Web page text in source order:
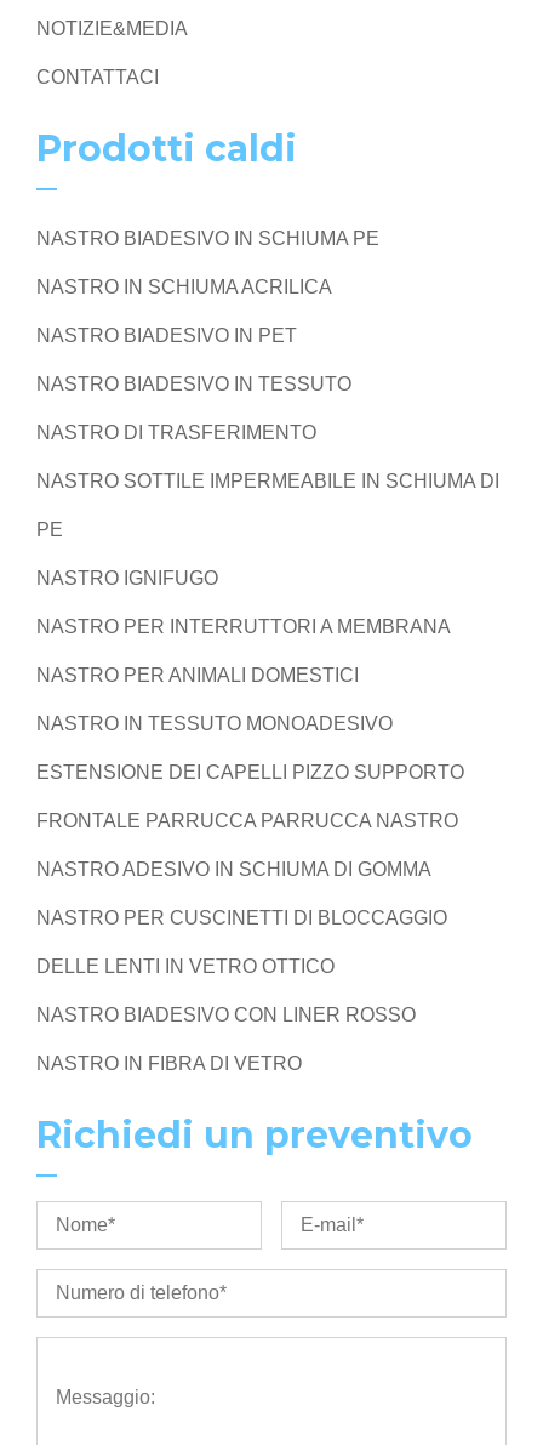
NOTIZIE&MEDIA
CONTATTACI
Prodotti caldi
NASTRO BIADESIVO IN SCHIUMA PE
NASTRO IN SCHIUMA ACRILICA
NASTRO BIADESIVO IN PET
NASTRO BIADESIVO IN TESSUTO
NASTRO DI TRASFERIMENTO
NASTRO SOTTILE IMPERMEABILE IN SCHIUMA DI
PE
NASTRO IGNIFUGO
NASTRO PER INTERRUTTORI A MEMBRANA
NASTRO PER ANIMALI DOMESTICI
NASTRO IN TESSUTO MONOADESIVO
ESTENSIONE DEI CAPELLI PIZZO SUPPORTO
FRONTALE PARRUCCA PARRUCCA NASTRO
NASTRO ADESIVO IN SCHIUMA DI GOMMA
NASTRO PER CUSCINETTI DI BLOCCAGGIO
DELLE LENTI IN VETRO OTTICO
NASTRO BIADESIVO CON LINER ROSSO
NASTRO IN FIBRA DI VETRO
Richiedi un preventivo